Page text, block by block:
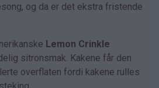
og da er det ekstra fristende
Lemon Crinkle
sitronsmak. Kakene får den
overflaten fordi kakene rulles